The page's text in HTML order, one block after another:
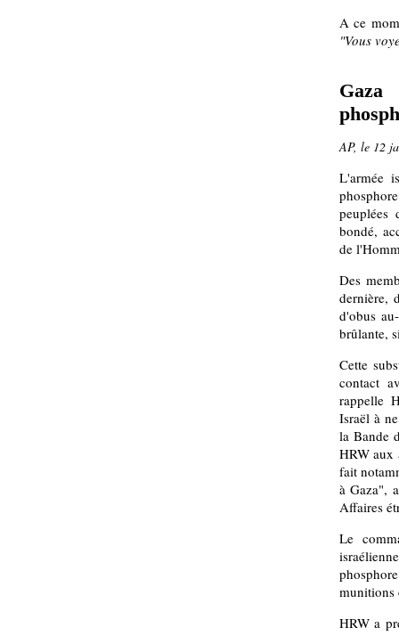
A ce
"Vous
AP, le 12
L'armée
bondé,
de
Des
dernière,
d'obus
brûlante,
Cette
contact
rappelle
Israël à
la Bande
HRW aux
fait
à Gaza",
Affaires
Le
munitions
HRW a